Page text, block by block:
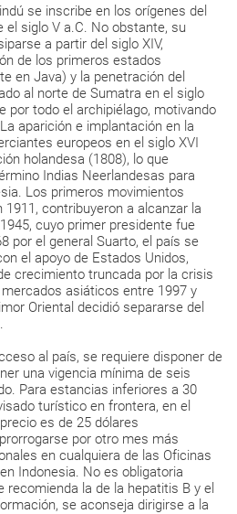
se inscribe en los orígenes del
el siglo V a.C. No obstante, su
a partir del siglo XIV,
de los primeros estados
en Java) y la penetración del
al norte de Sumatra en el siglo
por todo el archipiélago, motivando
aparición e implantación en la
europeos en el siglo XVI
holandesa (1808), lo que
Indias Neerlandesas para
Los primeros movimientos
contribuyeron a alcanzar la
cuyo primer presidente fue
por el general Suarto, el país se
el apoyo de Estados Unidos,
crecimiento truncada por la crisis
asiáticos entre 1997 y
Oriental decidió separarse del
al país, se requiere disponer de
una vigencia mínima de seis
Para estancias inferiores a 30
turístico en frontera, en el
es de 25 dólares
por otro mes más
en cualquiera de las Oficinas
Indonesia. No es obligatoria
recomienda la de la hepatitis B y el
se aconseja dirigirse a la